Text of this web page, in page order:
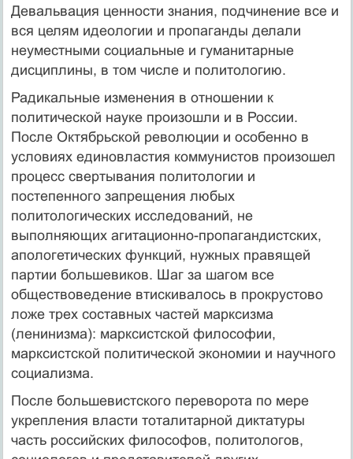
Девальвация ценности знания, подчинение все и
вся целям идеологии и пропаганды делали
неуместными социальные и гуманитарные
дисциплины, в том числе и политологию.
Радикальные изменения в отношении к
политической науке произошли и в России.
После Октябрьской революции и особенно в
условиях единовластия коммунистов произошел
процесс свертывания политологии и
постепенного запрещения любых
политологических исследований, не
выполняющих агитационно-пропагандистских,
апологетических функций, нужных правящей
партии большевиков. Шаг за шагом все
обществоведение втискивалось в прокрустово
ложе трех составных частей марксизма
(ленинизма): марксистской философии,
марксистской политической экономии и научного
социализма.
После большевистского переворота по мере
укрепления власти тоталитарной диктатуры
часть российских философов, политологов,